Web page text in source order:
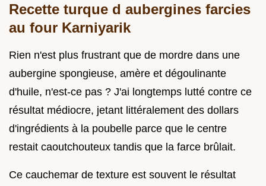
Recette turque d aubergines farcies
au four Karniyarik
Rien n'est plus frustrant que de mordre dans une
aubergine spongieuse, amère et dégoulinante
d'huile, n'est-ce pas ? J'ai longtemps lutté contre ce
résultat médiocre, jetant littéralement des dollars
d'ingrédients à la poubelle parce que le centre
restait caoutchouteux tandis que la farce brûlait.
Ce cauchemar de texture est souvent le résultat